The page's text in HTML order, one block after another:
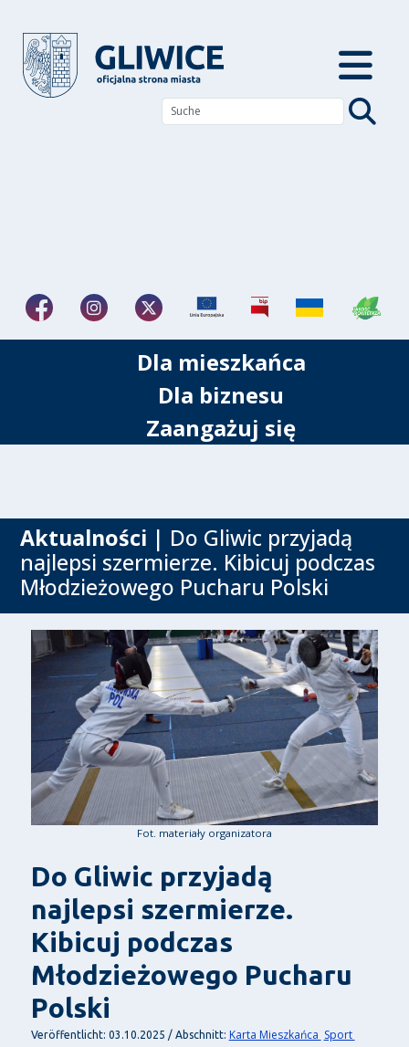
Dla mieszkańca
Dla biznesu
Zaangażuj się
Aktualności | Do Gliwic przyjadą
najlepsi szermierze. Kibicuj podczas
Młodzieżowego Pucharu Polski
Fot. materiały organizatora
Do Gliwic przyjadą
najlepsi szermierze.
Kibicuj podczas
Młodzieżowego Pucharu
Polski
Veröffentlicht: 03.10.2025 / Abschnitt: Karta Mieszkańca Sport